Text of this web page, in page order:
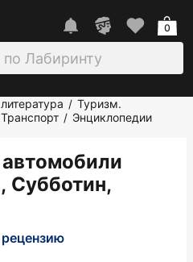
0
/ Туризм.
Транспорт / Энциклопедии
Субботин,